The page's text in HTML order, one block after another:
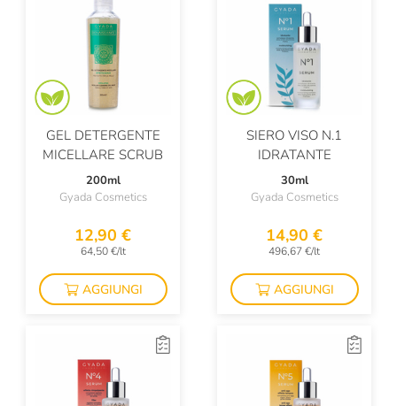
GEL DETERGENTE
MICELLARE SCRUB
200ml
Gyada Cosmetics
12,90 €
64,50 €/lt
AGGIUNGI
SIERO VISO N.1
IDRATANTE
30ml
Gyada Cosmetics
14,90 €
496,67 €/lt
AGGIUNGI